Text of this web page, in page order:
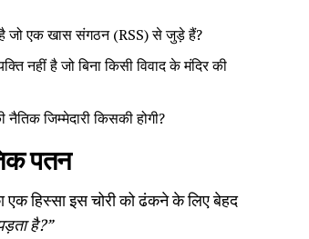
है जो एक खास संगठन (RSS) से जुड़े हैं?
नहीं है जो बिना किसी विवाद के मंदिर की
जिम्मेदारी किसकी होगी?
पतन
हिस्सा इस चोरी को ढंकने के लिए बेहद
है?”